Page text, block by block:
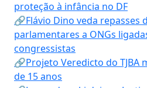
proteção à infância no DF
🔗Flávio Dino veda repasses
parlamentares a ONGs
congressistas
🔗Projeto Veredicto do TJBA
de 15 anos